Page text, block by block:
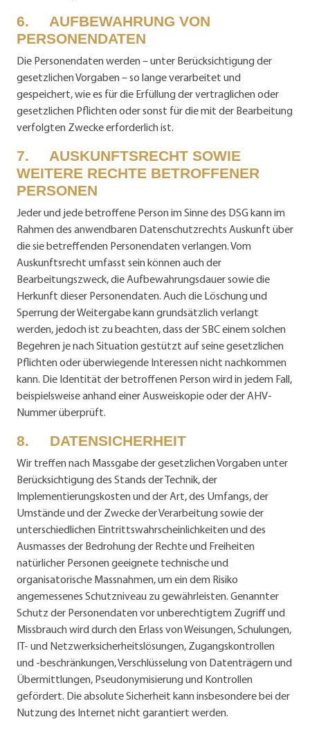
6. AUFBEWAHRUNG VON
PERSONENDATEN
Die Personendaten werden – unter Berücksichtigung der
gesetzlichen Vorgaben – so lange verarbeitet und
gespeichert, wie es für die Erfüllung der vertraglichen oder
gesetzlichen Pflichten oder sonst für die mit der Bearbeitung
verfolgten Zwecke erforderlich ist.
7. AUSKUNFTSRECHT SOWIE
WEITERE RECHTE BETROFFENER
PERSONEN
Jeder und jede betroffene Person im Sinne des DSG kann im
Rahmen des anwendbaren Datenschutzrechts Auskunft über
die sie betreffenden Personendaten verlangen. Vom
Auskunftsrecht umfasst sein können auch der
Bearbeitungszweck, die Aufbewahrungsdauer sowie die
Herkunft dieser Personendaten. Auch die Löschung und
Sperrung der Weitergabe kann grundsätzlich verlangt
werden, jedoch ist zu beachten, dass der SBC einem solchen
Begehren je nach Situation gestützt auf seine gesetzlichen
Pflichten oder überwiegende Interessen nicht nachkommen
kann. Die Identität der betroffenen Person wird in jedem Fall,
beispielsweise anhand einer Ausweiskopie oder der AHV-
Nummer überprüft.
8. DATENSICHERHEIT
Wir treffen nach Massgabe der gesetzlichen Vorgaben unter
Berücksichtigung des Stands der Technik, der
Implementierungskosten und der Art, des Umfangs, der
Umstände und der Zwecke der Verarbeitung sowie der
unterschiedlichen Eintrittswahrscheinlichkeiten und des
Ausmasses der Bedrohung der Rechte und Freiheiten
natürlicher Personen geeignete technische und
organisatorische Massnahmen, um ein dem Risiko
angemessenes Schutzniveau zu gewährleisten. Genannter
Schutz der Personendaten vor unberechtigtem Zugriff und
Missbrauch wird durch den Erlass von Weisungen, Schulungen,
IT- und Netzwerksicherheitslösungen, Zugangskontrollen
und -beschränkungen, Verschlüsselung von Datenträgern und
Übermittlungen, Pseudonymisierung und Kontrollen
gefördert. Die absolute Sicherheit kann insbesondere bei der
Nutzung des Internet nicht garantiert werden.